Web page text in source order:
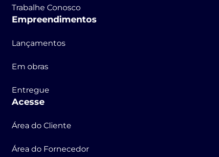
Trabalhe Conosco
Empreendimentos
Lançamentos
Em obras
Entregue
Acesse
Área do Cliente
Área do Fornecedor